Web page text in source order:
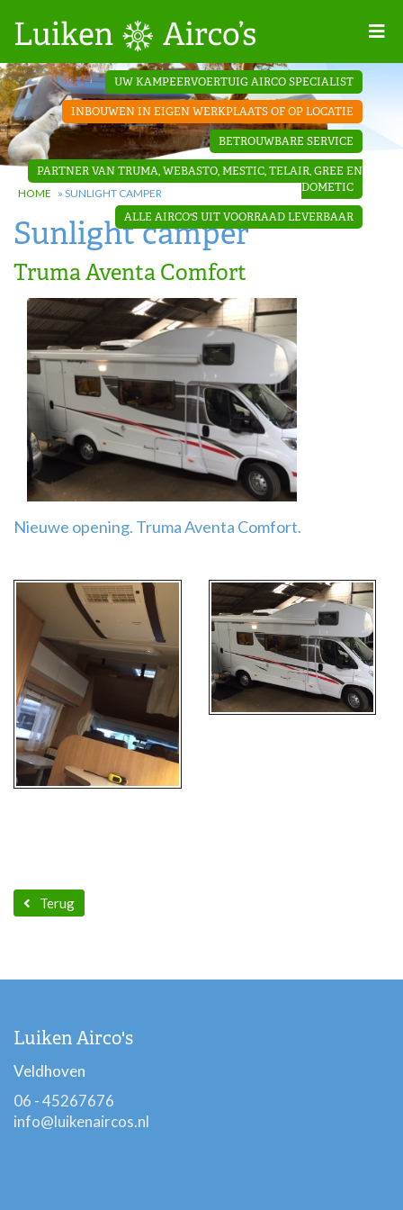
Projecten
Contact
Dakopbouw
airco’s
‘Onder de
bank’ airco’s
‘Teleco
Ultra
Comfort ‘
airco
Airco
montage
UW KAMPEERVOERTUIG AIRCO SPECIALIST
INBOUWEN IN EIGEN WERKPLAATS OF OP LOCATIE
BETROUWBARE SERVICE
PARTNER VAN TRUMA, WEBASTO, MESTIC, TELAIR, GREE EN
DOMETIC
ALLE AIRCO'S UIT VOORRAAD LEVERBAAR
HOME » SUNLIGHT CAMPER
Sunlight camper
Truma Aventa Comfort
Nieuwe opening. Truma Aventa Comfort.
Terug
Luiken Airco's
Veldhoven
06 - 45267676
info@luikenaircos.nl